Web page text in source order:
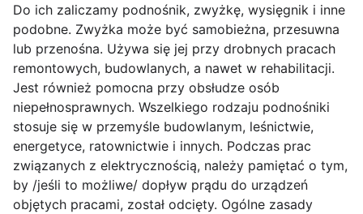
Do ich zaliczamy podnośnik, zwyżkę, wysięgnik i inne
podobne. Zwyżka może być samobieżna, przesuwna
lub przenośna. Używa się jej przy drobnych pracach
remontowych, budowlanych, a nawet w rehabilitacji.
Jest również pomocna przy obsłudze osób
niepełnosprawnych. Wszelkiego rodzaju podnośniki
stosuje się w przemyśle budowlanym, leśnictwie,
energetyce, ratownictwie i innych. Podczas prac
związanych z elektrycznością, należy pamiętać o tym,
by /jeśli to możliwe/ dopływ prądu do urządzeń
objętych pracami, został odcięty. Ogólne zasady